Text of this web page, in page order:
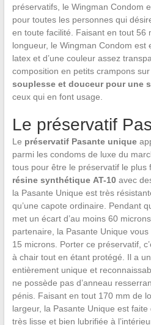
préservatifs, le Wingman Condom
pour toutes les personnes qui
en toute facilité. Faisant en tout 56
longueur, le Wingman Condom est
latex et d’une couleur assez
composition en petits crampons
souplesse et douceur pour une
ceux qui en font usage.
Le préservatif
Le préservatif Pasante unique
parmi les condoms de luxe du
tous pour être le préservatif le plus
résine synthétique AT-10 avec
la Pasante Unique est très
qu’une capote ordinaire. Pendant
met un écart d’au moins 60
partenaire, la Pasante Unique vous
15 microns. Porter ce préservatif,
à chair tout en étant protégé. Il a
entièrement unique et
ne possède pas d’anneau
pénis. Faisant en tout 170 mm de
largeur, la Pasante Unique est
très lisse et bien lubrifiée à